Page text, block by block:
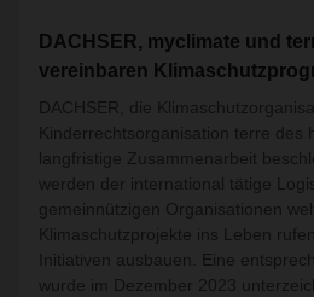
DACHSER, myclimate und
vereinbaren
DACHSER, die
Kinderrechtsorganisation terre des
langfristige Zusammenarbeit
werden der international tätige
gemeinnützigen Organisationen
Klimaschutzprojekte ins Leben
Initiativen ausbauen. Eine
wurde im Dezember 2023